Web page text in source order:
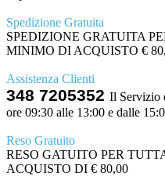
Spedizione Gratuita
SPEDIZIONE GRATUITA
MINIMO DI ACQUISTO €
Assistenza Clienti
348 7205352 Il Servizio
ore 09:30 alle 13:00 e dalle
Reso Gratuito
RESO GATUITO PER
ACQUISTO DI € 80,00